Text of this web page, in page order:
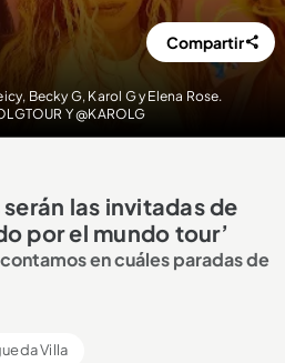
Becky G, Karol G y Elena Rose.
Y @KAROLG
Compartir
las invitadas de
por el mundo tour’
contamos en cuáles paradas de
Villa